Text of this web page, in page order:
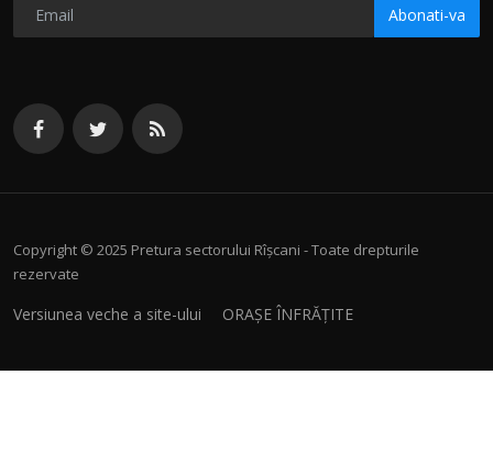
Abonati-va
Copyright © 2025 Pretura sectorului Rîșcani - Toate drepturile
rezervate
Versiunea veche a site-ului ORAȘE ÎNFRĂȚITE